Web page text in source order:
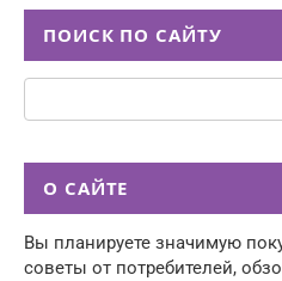
ПОИСК ПО САЙТУ
О САЙТЕ
Вы планируете значимую
советы от потребителей,